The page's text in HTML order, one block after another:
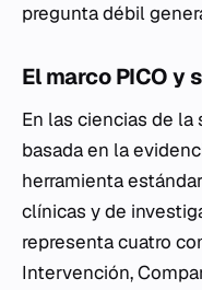
pregunta débil
El marco PICO y
En las ciencias de
basada en la
herramienta
clínicas y de
representa cuatro
Intervención,